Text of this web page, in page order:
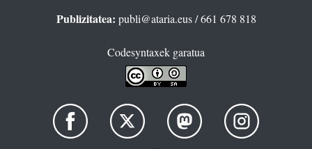
Publizitatea: publi@ataria.eus/ 661 678 818
Codesyntaxek garatua